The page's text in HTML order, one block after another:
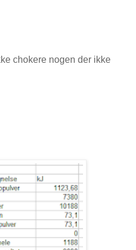
chokere nogen der ikke